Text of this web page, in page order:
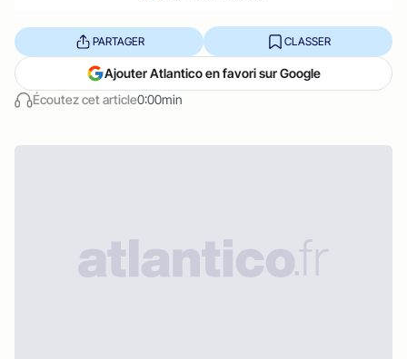
Écoutez cet article0:00min
PARTAGER CLASSER
Ajouter Atlantico en favori sur Google